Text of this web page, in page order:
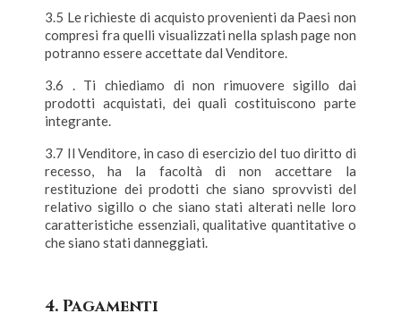
3.5 Le richieste di acquisto provenienti da Paesi non
compresi fra quelli visualizzati nella splash page non
potranno essere accettate dal Venditore.
3.6 . Ti chiediamo di non rimuovere sigillo dai
prodotti acquistati, dei quali costituiscono parte
integrante.
3.7 Il Venditore, in caso di esercizio del tuo diritto di
recesso, ha la facoltà di non accettare la
restituzione dei prodotti che siano sprovvisti del
relativo sigillo o che siano stati alterati nelle loro
caratteristiche essenziali, qualitative quantitative o
che siano stati danneggiati.
4. Pagamenti